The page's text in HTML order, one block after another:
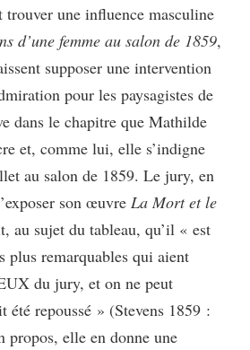
une influence masculine
d’une femme au salon de 1859,
supposer une intervention
pour les paysagistes de
dans le chapitre que Mathilde
et, comme lui, elle s’indigne
au salon de 1859. Le jury, en
son œuvre La Mort et le
au sujet du tableau, qu’il « est
plus remarquables qui aient
du jury, et on ne peut
été repoussé » (Stevens 1859 :
propos, elle en donne une